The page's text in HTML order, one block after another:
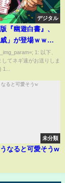
デジタル
『幽遊白書』、
」が登場ｗｗｗ
1: 以下、
てネギ速がお送りしま
未分類
なると可愛そうw